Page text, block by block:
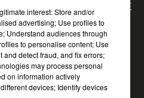
JEUX PUBLICITÉ
interest: Store and/or
advertising; Use profiles to
Understand audiences through
to personalise content; Use
and detect fraud, and fix errors;
may process personal
on information actively
devices; Identify devices